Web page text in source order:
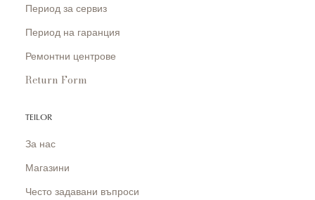
Период за сервиз
Период на гаранция
Ремонтни центрове
Return Form
TEILOR
За нас
Магазини
Често задавани въпроси